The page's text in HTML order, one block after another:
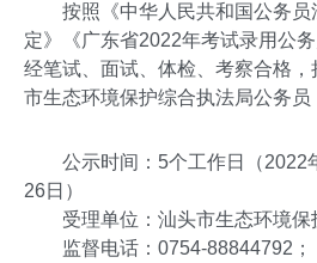
按照《中华人民共和国公务员
定》《广东省2022年考试录用公
经笔试、面试、体检、考察合格
市生态环境保护综合执法局公务员
公示时间：5个工作日（2022
26日）
受理单位：汕头市生态环境保
监督电话：0754-88844792；